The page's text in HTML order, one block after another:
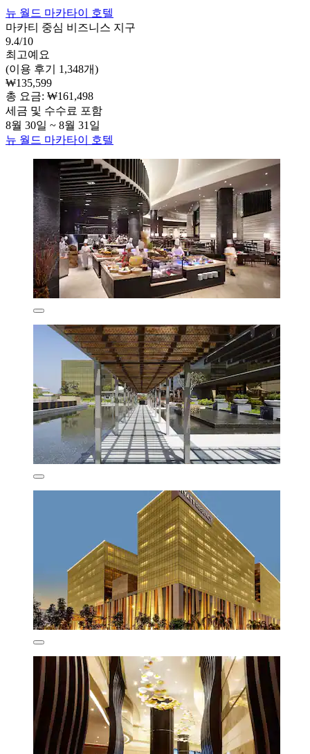
뉴 월드 마카타이 호텔
마카티 중심 비즈니스 지구
9.4/10
최고예요
(이용 후기 1,348개)
₩135,599
총 요금: ₩161,498
세금 및 수수료 포함
8월 30일 ~ 8월 31일
뉴 월드 마카타이 호텔